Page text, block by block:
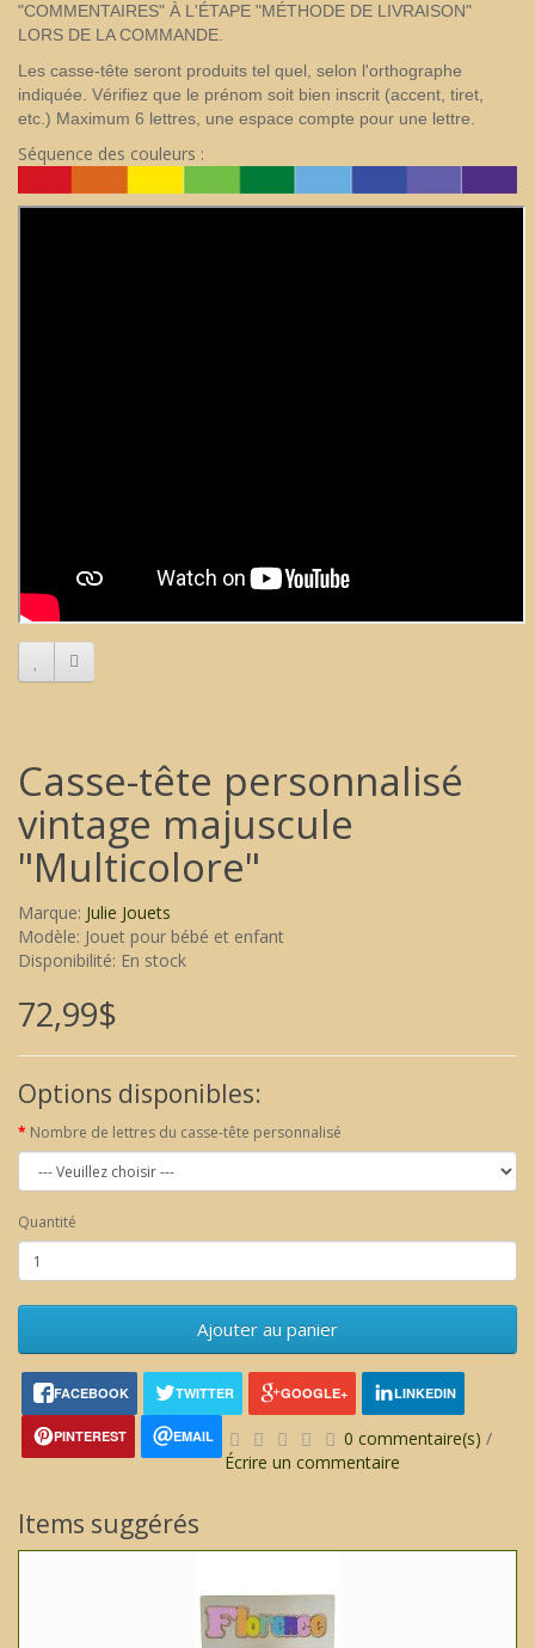
"COMMENTAIRES" À L'ÉTAPE "MÉTHODE DE LIVRAISON"
LORS DE LA COMMANDE.
Les casse-tête seront produits tel quel, selon l'orthographe
indiquée. Vérifiez que le prénom soit bien inscrit (accent, tiret,
etc.) Maximum 6 lettres, une espace compte pour une lettre.
Séquence des couleurs :
Casse-tête personnalisé
vintage majuscule
"Multicolore"
Marque: Julie Jouets
Modèle: Jouet pour bébé et enfant
Disponibilité: En stock
72,99$
Options disponibles:
Nombre de lettres du casse-tête personnalisé
Quantité
Ajouter au panier
FACEBOOK TWITTER GOOGLE+ LINKEDIN
PINTEREST EMAIL 0 commentaire(s) /
Écrire un commentaire
Items suggérés